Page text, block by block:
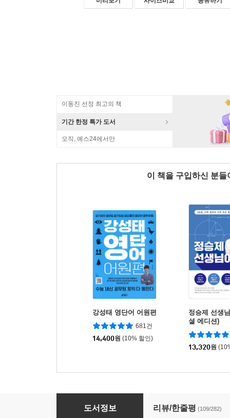
이동진 선정 최고의 책
기간 한정 특가 도서
오직, 예스24에서만
이 책을 구입하신 분
강성태 영단어 어원편
681건
14,400원 (10% 할인)
정승제 선생
셜 에디션)
13,320원
표현의 기술
도서정보 리뷰/한줄평 (109/282)